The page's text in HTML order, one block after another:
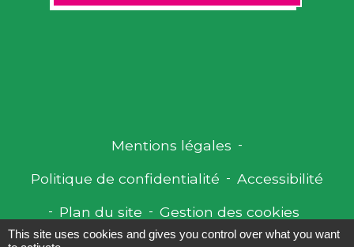
Mentions légales -
Politique de confidentialité - Accessibilité
- Plan du site - Gestion des cookies
This site uses cookies and gives you control over what you want